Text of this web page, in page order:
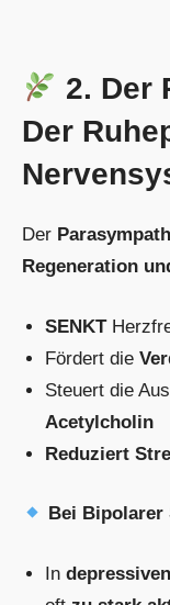
2. Der
Der
Der
Regeneration
SENKT
Fördert die
Steuert die
Acetylcholin
Reduziert
Bei Bipolarer
In